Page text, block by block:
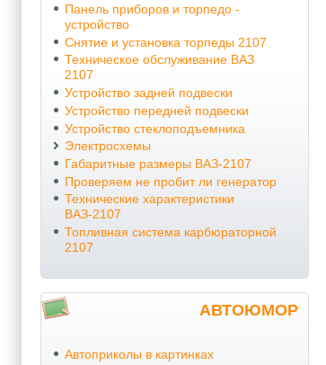
Панель приборов и торпедо -
устройство
Снятие и установка торпеды 2107
Техническое обслуживание ВАЗ
2107
Устройство задней подвески
Устройство передней подвески
Устройство стеклоподъемника
Электросхемы
Габаритные размеры ВАЗ-2107
Проверяем не пробит ли генератор
Технические характеристики
ВАЗ-2107
Топливная система карбюраторной
2107
АВТОЮМОР
Автоприколы в картинках